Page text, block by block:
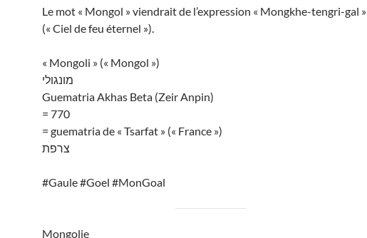
Le mot « Mongol » viendrait de l’expression « Mongkhe-tengri-gal »
(« Ciel de feu éternel »).
« Mongoli » (« Mongol »)
מונגולי
Guematria Akhas Beta (Zeir Anpin)
= 770
= guematria de « Tsarfat » (« France »)
צרפת
#Gaule #Goel #MonGoal
Mongolie